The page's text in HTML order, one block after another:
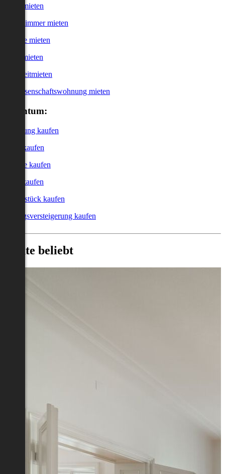
Haus mieten
WG-Zimmer mieten
Garage mieten
Büro mieten
Kurzzeitmieten
Genossenschaftswohnung mieten
Eigentum:
Wohnung kaufen
Haus kaufen
Garage kaufen
Büro kaufen
Grundstück kaufen
Zwangsversteigerung kaufen
Heute beliebt